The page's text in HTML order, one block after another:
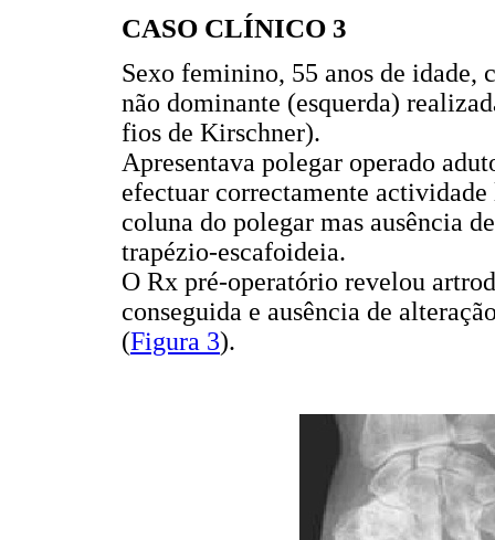
CASO CLÍNICO 3
Sexo feminino, 55 anos de idade,
não dominante (esquerda)
fios de Kirschner).
Apresentava polegar operado
efectuar correctamente
coluna do polegar mas ausência
trapézio-escafoideia.
O Rx pré-operatório revelou
conseguida e ausência de
(Figura 3).